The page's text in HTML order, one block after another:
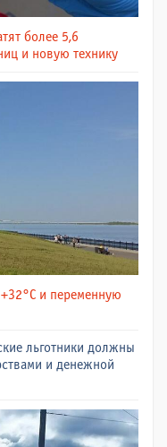
более 5,6
и новую технику
и переменную
льготники должны
и денежной